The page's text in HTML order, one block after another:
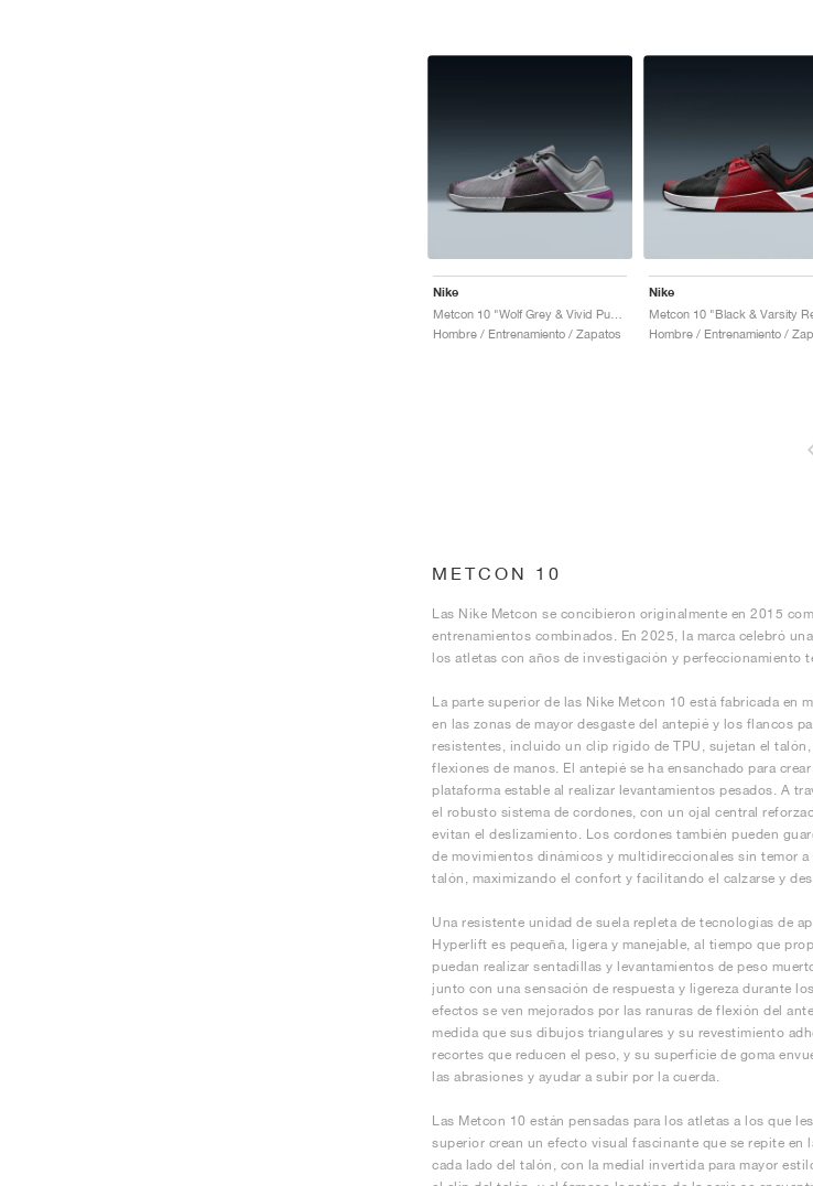
Nike
Hombre / Entrenamiento / Zapatos
Nike
Metcon 10 "Black & Varsity
Hombre / Entrenamiento /
METCON 10
Las Nike Metcon se concibieron originalmente en 2015
entrenamientos combinados. En 2025, la marca celebró
los atletas con años de investigación y perfeccionamiento
La parte superior de las Nike Metcon 10 está fabricada en
en las zonas de mayor desgaste del antepié y los flancos
resistentes, incluido un clip rígido de TPU, sujetan el
flexiones de manos. El antepié se ha ensanchado para
plataforma estable al realizar levantamientos pesados. A
el robusto sistema de cordones, con un ojal central
evitan el deslizamiento. Los cordones también pueden
de movimientos dinámicos y multidireccionales sin temor
talón, maximizando el confort y facilitando el calzarse y
Una resistente unidad de suela repleta de tecnologías de
Hyperlift es pequeña, ligera y manejable, al tiempo que
puedan realizar sentadillas y levantamientos de peso
junto con una sensación de respuesta y ligereza durante
efectos se ven mejorados por las ranuras de flexión del
medida que sus dibujos triangulares y su revestimiento
recortes que reducen el peso, y su superficie de goma
las abrasiones y ayudar a subir por la cuerda.
Las Metcon 10 están pensadas para los atletas a los que
superior crean un efecto visual fascinante que se repite en
cada lado del talón, con la medial invertida para mayor